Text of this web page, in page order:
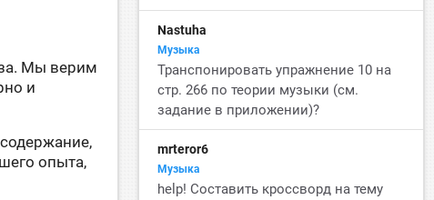
Мы верим
и
опыта,
Nastuha
Музыка
Транспонировать упражнение 10 на
стр. 266 по теории музыки (см.
задание в приложении)?
mrteror6
Музыка
help! Составить кроссворд на тему